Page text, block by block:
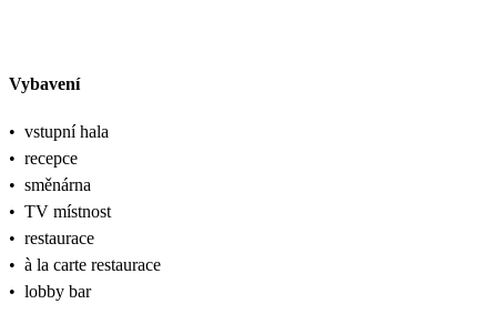
Vybavení
• vstupní hala
• recepce
• směnárna
• TV místnost
• restaurace
• à la carte restaurace
• lobby bar